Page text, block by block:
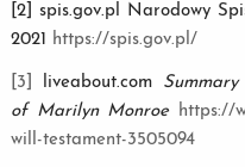
[2] spis.gov.pl Narodowy
2021
https://spis.gov.pl/
[3] liveabout.com
of Marilyn Monroe
https://
will-testament-3505094